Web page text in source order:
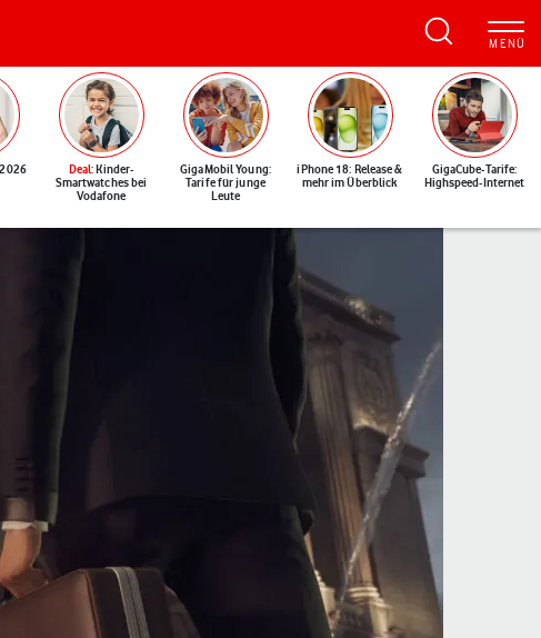
Deal: Kinder-
Smartwatches bei
Vodafone
GigaMobil Young:
Tarife für junge
Leute
iPhone 18: Release &
mehr im Überblick
GigaCube-Tarife:
Highspeed-Internet